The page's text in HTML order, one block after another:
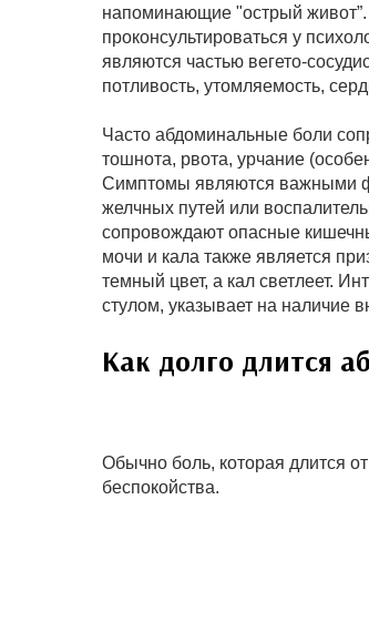
напоминающие "острый живот”.
проконсультироваться у
являются частью вегето-
потливость, утомляемость,
Часто абдоминальные боли
тошнота, рвота, урчание
Симптомы являются важными
желчных путей или
сопровождают опасные
мочи и кала также является
темный цвет, а кал светлеет.
стулом, указывает на наличие
Как долго длится
Обычно боль, которая длится
беспокойства.